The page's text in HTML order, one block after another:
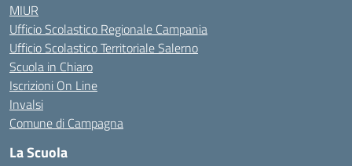
MIUR
Ufficio Scolastico Regionale Campania
Ufficio Scolastico Territoriale Salerno
Scuola in Chiaro
Iscrizioni On Line
Invalsi
Comune di Campagna
La Scuola